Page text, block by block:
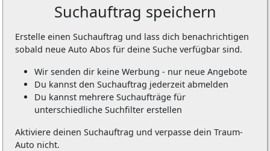
Suchauftrag speichern
Erstelle einen Suchauftrag und lass dich benachrichtigen
sobald neue Auto Abos für deine Suche verfügbar sind.
Wir senden dir keine Werbung - nur neue Angebote
Du kannst den Suchauftrag jederzeit abmelden
Du kannst mehrere Suchaufträge für
unterschiedliche Suchfilter erstellen
Aktiviere deinen Suchauftrag und verpasse dein Traum-
Auto nicht.